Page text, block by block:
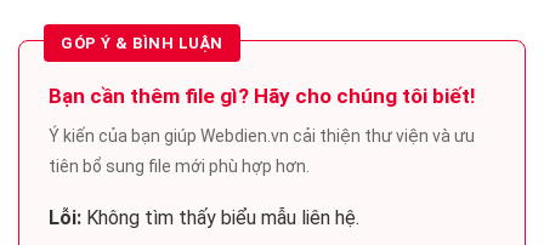
GÓP Ý & BÌNH LUẬN
Bạn cần thêm file gì? Hãy cho chúng tôi biết!
Ý kiến của bạn giúp Webdien.vn cải thiện thư viện và ưu
tiên bổ sung file mới phù hợp hơn.
Lỗi: Không tìm thấy biểu mẫu liên hệ.